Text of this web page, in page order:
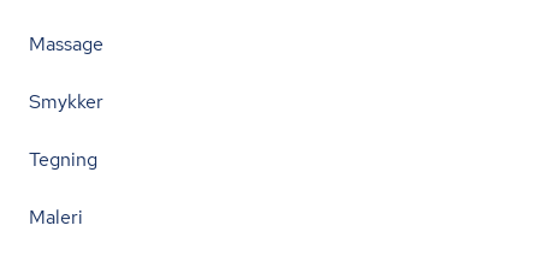
Massage
Smykker
Tegning
Maleri